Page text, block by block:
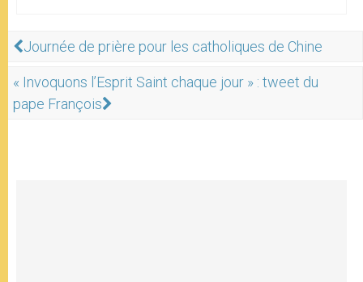
Journée de prière pour les catholiques de Chine
« Invoquons l’Esprit Saint chaque jour » : tweet du
pape François